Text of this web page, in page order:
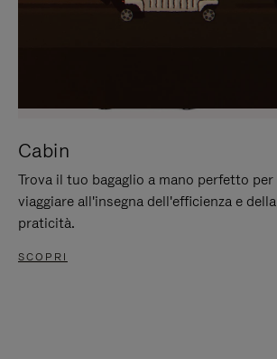
Cabin
Trova il tuo bagaglio a mano perfetto per
viaggiare all'insegna dell'efficienza e della
praticità.
SCOPRI